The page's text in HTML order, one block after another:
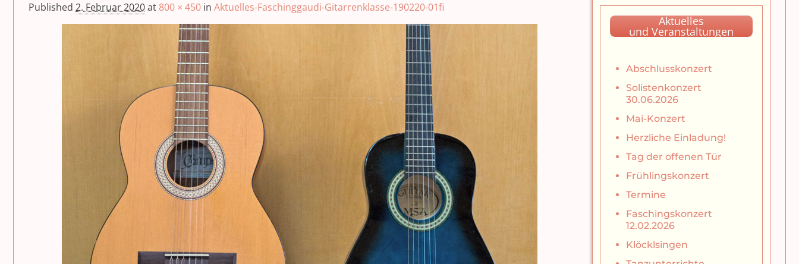
Published 2. Februar 2020at 800 × 450 in Aktuelles-Faschinggaudi-Gitarrenklasse-190220-01fi
Aktuelles
und Veranstaltungen
Abschlusskonzert
Solistenkonzert
30.06.2026
Mai-Konzert
Herzliche Einladung!
Tag der offenen Tür
Frühlingskonzert
Termine
Faschingskonzert
12.02.2026
Klöcklsingen